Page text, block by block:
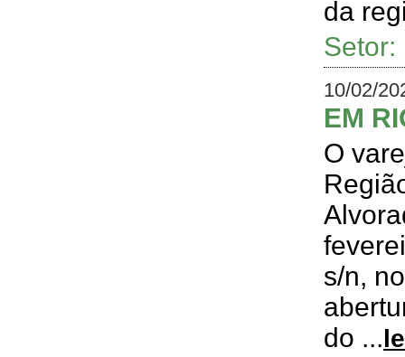
da
Setor:
10/02/
EM
O
s/n,
do ...